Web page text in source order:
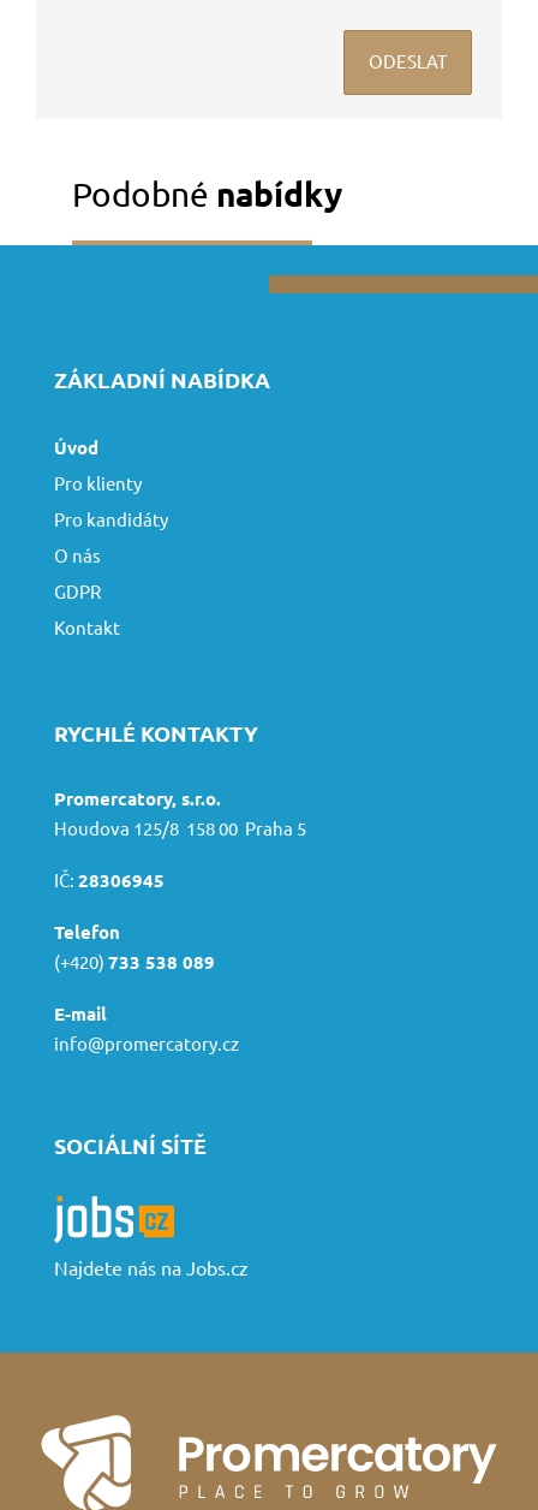
Podobné nabídky
ZÁKLADNÍ NABÍDKA
Úvod
Pro klienty
Pro kandidáty
O nás
GDPR
Kontakt
RYCHLÉ KONTAKTY
Promercatory, s.r.o.
Houdova 125/8 158 00 Praha 5
IČ: 28306945
Telefon
(+420) 733 538 089
E-mail
info@promercatory.cz
SOCIÁLNÍ SÍTĚ
Najdete nás na Jobs.cz